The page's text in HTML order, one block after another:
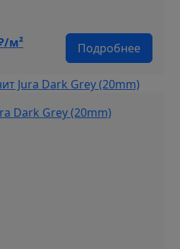
Подробнее
м²Текущая
975 ₽/
м².
Dark Grey (20mm)